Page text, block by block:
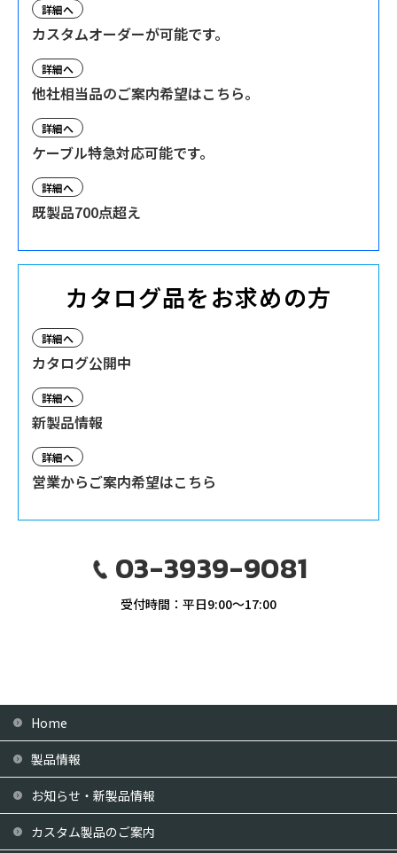
詳細へ
カスタムオーダーが可能です。
詳細へ
他社相当品のご案内希望はこちら。
詳細へ
ケーブル特急対応可能です。
詳細へ
既製品700点超え
カタログ品をお求めの方
詳細へ
カタログ公開中
詳細へ
新製品情報
詳細へ
営業からご案内希望はこちら
03-3939-9081
受付時間：平日9:00〜17:00
Home
製品情報
お知らせ・新製品情報
カスタム製品のご案内